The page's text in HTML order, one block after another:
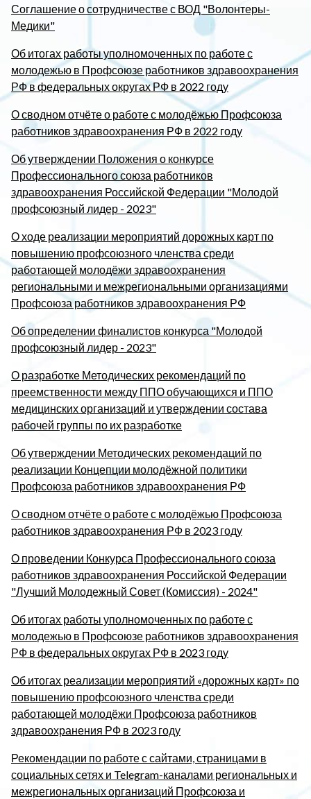
Соглашение о сотрудничестве с ВОД "Волонтеры-
Медики"
Об итогах работы уполномоченных по работе с
молодежью в Профсоюзе работников здравоохранения
РФ в федеральных округах РФ в 2022 году
О сводном отчёте о работе с молодёжью Профсоюза
работников здравоохранения РФ в 2022 году
Об утверждении Положения о конкурсе
Профессионального союза работников
здравоохранения Российской Федерации "Молодой
профсоюзный лидер - 2023"
О ходе реализации мероприятий дорожных карт по
повышению профсоюзного членства среди
работающей молодёжи здравоохранения
региональными и межрегиональными организациями
Профсоюза работников здравоохранения РФ
Об определении финалистов конкурса "Молодой
профсоюзный лидер - 2023"
О разработке Методических рекомендаций по
преемственности между ППО обучающихся и ППО
медицинских организаций и утверждении состава
рабочей группы по их разработке
Об утверждении Методических рекомендаций по
реализации Концепции молодёжной политики
Профсоюза работников здравоохранения РФ
О сводном отчёте о работе с молодёжью Профсоюза
работников здравоохранения РФ в 2023 году
О проведении Конкурса Профессионального союза
работников здравоохранения Российской Федерации
"Лучший Молодежный Совет (Комиссия) - 2024"
Об итогах работы уполномоченных по работе с
молодежью в Профсоюзе работников здравоохранения
РФ в федеральных округах РФ в 2023 году
Об итогах реализации мероприятий «дорожных карт» по
повышению профсоюзного членства среди
работающей молодёжи Профсоюза работников
здравоохранения РФ в 2023 году
Рекомендации по работе с сайтами, страницами в
социальных сетях и Telegram-каналами региональных и
межрегиональных организаций Профсоюза и